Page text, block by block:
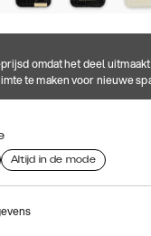
omdat het deel
te maken voor nieuwe
Altijd in de mode